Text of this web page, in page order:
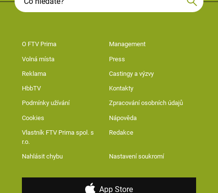
O FTV Prima Management
Volná místa Press
Reklama Castingy a výzvy
HbbTV Kontakty
Podmínky užívání Zpracování osobních údajů
Cookies Nápověda
Vlastník FTV Prima spol. s
r.o.
Redakce
Nahlásit chybu Nastavení soukromí
App Store